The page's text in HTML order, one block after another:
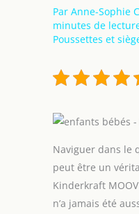
Par Anne-Sophie
minutes de
Poussettes et
Naviguer dans le
peut être un
Kinderkraft
n’a jamais été